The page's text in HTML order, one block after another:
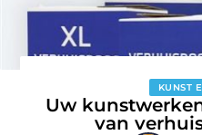
KUNST
Uw
van